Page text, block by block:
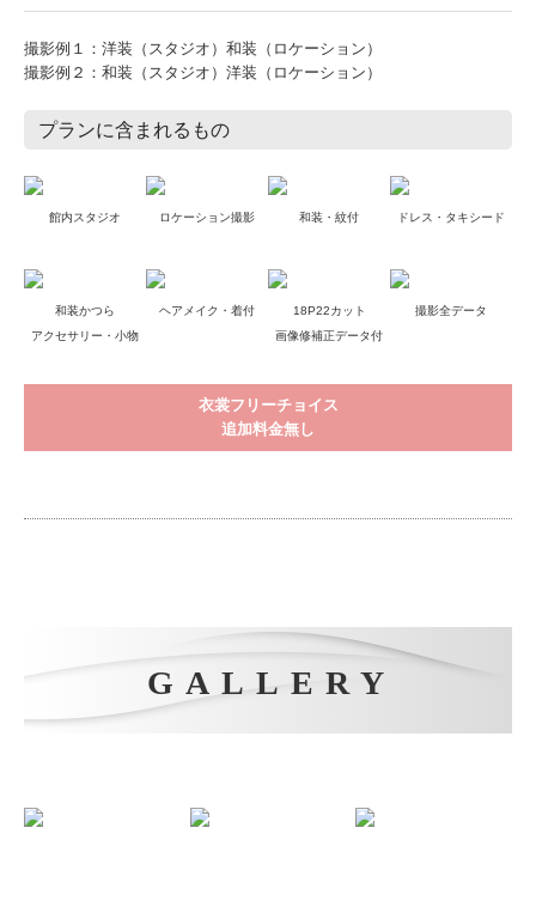
撮影例１：洋装（スタジオ）和装（ロケーション）
撮影例２：和装（スタジオ）洋装（ロケーション）
プランに含まれるもの
館内スタジオ ロケーション撮影 和装・紋付 ドレス・タキシード
和装かつら
アクセサリー・小物
ヘアメイク・着付
18P22カット
画像修補正データ付
撮影全データ
衣裳フリーチョイス
追加料金無し
GALLERY